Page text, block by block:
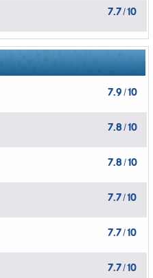
7.7/10
7.9 /10
7.8 /10
7.8/10
7.7/10
7.7/10
7.7/10